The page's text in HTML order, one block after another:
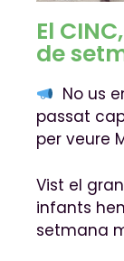
El
de
No us
passat cap
per veure
Vist el
infants
setmana